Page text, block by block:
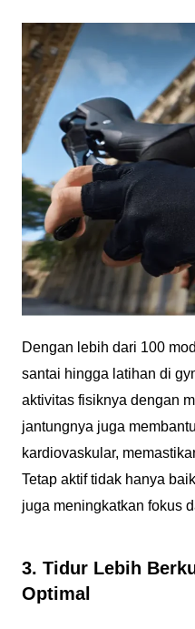
Dengan lebih dari 100
santai hingga latihan di
aktivitas fisiknya dengan
jantungnya juga
kardiovaskular,
Tetap aktif tidak hanya
juga meningkatkan fokus
3. Tidur Lebih
Optimal